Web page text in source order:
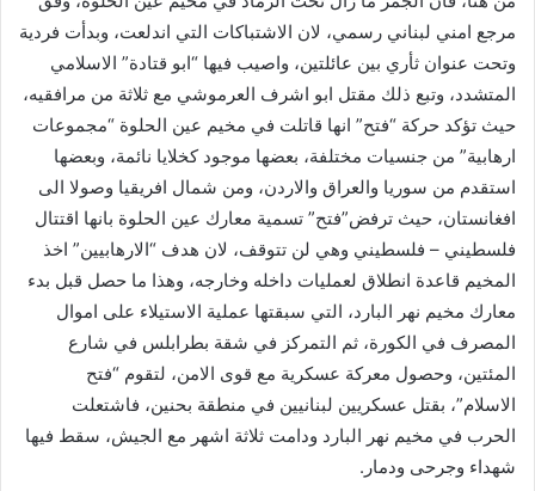
مرجع امني لبناني رسمي، لان الاشتباكات التي اندلعت، وبدأت فردية
وتحت عنوان ثأري بين عائلتين، واصيب فيها “ابو قتادة” الاسلامي
المتشدد، وتبع ذلك مقتل ابو اشرف العرموشي مع ثلاثة من مرافقيه،
حيث تؤكد حركة “فتح” انها قاتلت في مخيم عين الحلوة “مجموعات
ارهابية” من جنسيات مختلفة، بعضها موجود كخلايا نائمة، وبعضها
استقدم من سوريا والعراق والاردن، ومن شمال افريقيا وصولا الى
افغانستان، حيث ترفض”فتح” تسمية معارك عين الحلوة بانها اقتتال
فلسطيني – فلسطيني وهي لن تتوقف، لان هدف “الارهابيين” اخذ
المخيم قاعدة انطلاق لعمليات داخله وخارجه، وهذا ما حصل قبل بدء
معارك مخيم نهر البارد، التي سبقتها عملية الاستيلاء على اموال
المصرف في الكورة، ثم التمركز في شقة بطرابلس في شارع
المئتين، وحصول معركة عسكرية مع قوى الامن، لتقوم “فتح
الاسلام”، بقتل عسكريين لبنانيين في منطقة بحنين، فاشتعلت
الحرب في مخيم نهر البارد ودامت ثلاثة اشهر مع الجيش، سقط فيها
شهداء وجرحى ودمار.